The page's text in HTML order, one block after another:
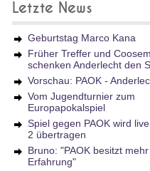
Letzte News
Geburtstag Marco Kana
Früher Treffer und
schenken Anderlecht den
Vorschau: PAOK -
Vom Jugendturnier zum
Europapokalspiel
Spiel gegen PAOK wird
2 übertragen
Bruno: "PAOK besitzt mehr
Erfahrung"